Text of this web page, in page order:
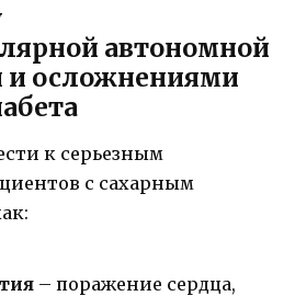
автономной
и осложнениями
к серьезным
с сахарным
– поражение сердца,